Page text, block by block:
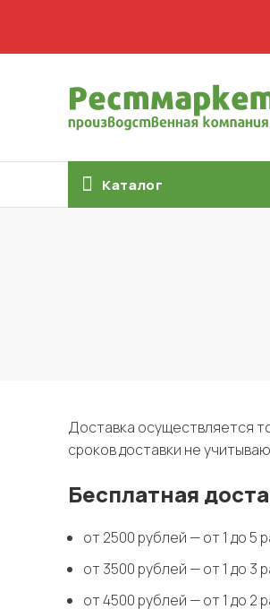
Каталог
Доставка осуществляется
сроков доставки не
Бесплатная
от 2500 рублей — от 1 до 5
от 3500 рублей — от 1 до 3
от 4500 рублей — от 1 до 2